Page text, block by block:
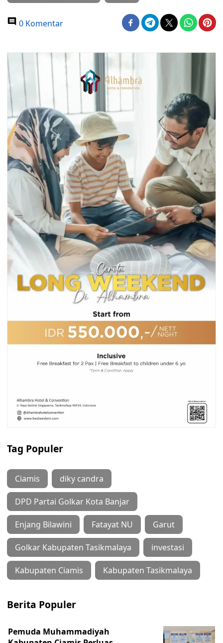
0 Komentar
Tag Populer
Ciamis diky candra
DPD Partai Golkar Kota Banjar
Enjang Bilawini Fatayat NU Garut
Golkar Kabupaten Tasikmalaya investasi
Kabupaten Ciamis Kabupaten Tasikmalaya
Berita Populer
Pemuda Muhammadiyah